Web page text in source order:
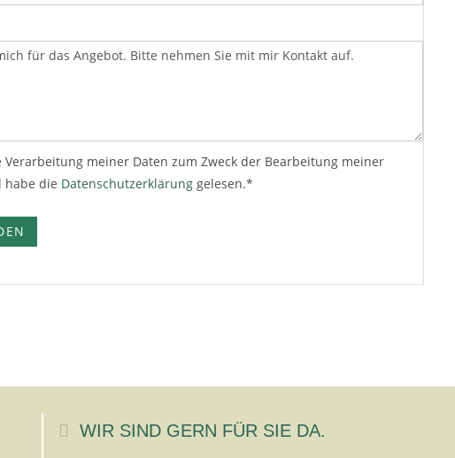
meiner Daten zum Zweck der Bearbeitung meiner
habe die Datenschutzerklärung gelesen.*
WIR SIND GERN FÜR SIE DA.